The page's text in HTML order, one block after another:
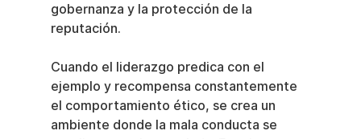
gobernanza y la protección de la
reputación.
Cuando el liderazgo predica con el
ejemplo y recompensa constantemente
el comportamiento ético, se crea un
ambiente donde la mala conducta se